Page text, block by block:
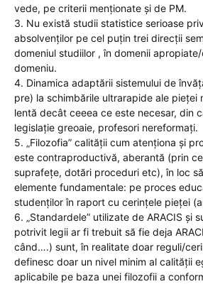
vede, pe criterii menționate și de PM.
3. Nu există studii statistice serioase
absolvenților pe cel puțin trei direcții
domeniul studiilor , în domenii
domeniu.
4. Dinamica adaptării sistemului de
pre) la schimbările ultrarapide ale pieței
lentă decât ceeea ce este necesar, din
legislație greoaie, profesori nereformați.
5. „Filozofia” calității cum atenționa și
este contraproductivă, aberantă (prin
suprafețe, dotări proceduri etc), în loc
elemente fundamentale: pe proces
studenților în raport cu cerințele pieței
6. „Standardele” utilizate de ARACIS și
potrivit legii ar fi trebuit să fie deja
când….) sunt, în realitate doar reguli/
definesc doar un nivel minim al calității
aplicabile pe baza unei filozofii a